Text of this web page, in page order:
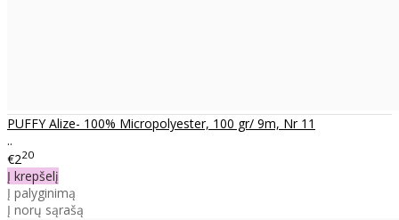
PUFFY Alize- 100% Micropolyester, 100 gr/ 9m, Nr 11
..
€220
Į krepšelį
Į palyginimą
Į norų sąrašą